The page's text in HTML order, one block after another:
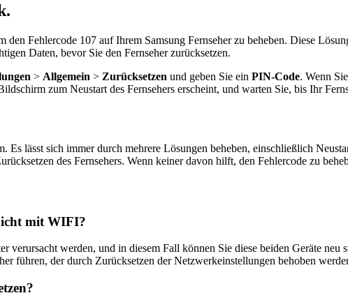
den Fehlercode 107 auf Ihrem Samsung Fernseher zu beheben. Diese
Daten, bevor Sie den Fernseher zurücksetzen.
> Allgemein > Zurücksetzen und geben Sie ein PIN-Code. Wenn
zum Neustart des Fernsehers erscheint, und warten Sie, bis Ihr
Es lässt sich immer durch mehrere Lösungen beheben, einschließlich
des Fernsehers. Wenn keiner davon hilft, den Fehlercode zu
mit WIFI?
verursacht werden, und in diesem Fall können Sie diese beiden Geräte
führen, der durch Zurücksetzen der Netzwerkeinstellungen behoben